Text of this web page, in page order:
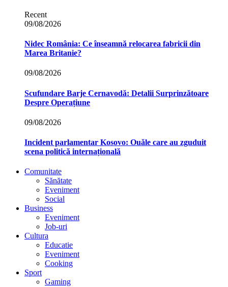
Recent
09/08/2026
Nidec România: Ce înseamnă relocarea fabricii din
Marea Britanie?
09/08/2026
Scufundare Barje Cernavodă: Detalii Surprinzătoare
Despre Operațiune
09/08/2026
Incident parlamentar Kosovo: Ouăle care au zguduit
scena politică internațională
Comunitate
Sănătate
Eveniment
Social
Business
Eveniment
Job-uri
Cultura
Educatie
Eveniment
Cooking
Sport
Gaming